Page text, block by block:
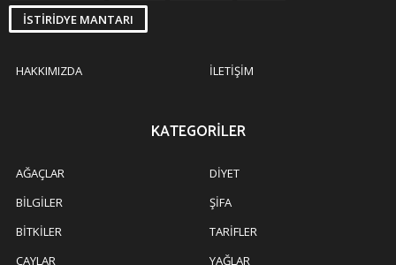
İSTIRIDYE MANTARI
HAKKIMIZDA İLETIŞIM
KATEGORILER
AĞAÇLAR
BILGILER
BITKILER
ÇAYLAR
DIYET
ŞIFA
TARIFLER
YAĞLAR